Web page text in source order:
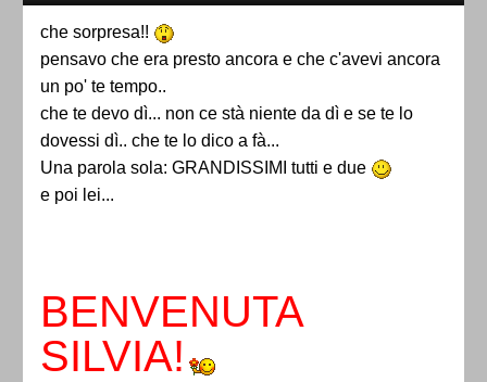
che sorpresa!!
pensavo che era presto ancora e che c'avevi ancora
un po' te tempo..
che te devo dì... non ce stà niente da dì e se te lo
dovessi dì.. che te lo dico a fà...
Una parola sola: GRANDISSIMI tutti e due
e poi lei...
BENVENUTA
SILVIA!